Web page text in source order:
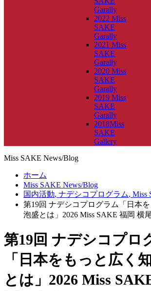
Garally
2022 Miss
SAKE
Garally
2021 Miss
SAKE
Garally
2020 Miss
SAKE
Garally
2019 Miss
SAKE
Garally
2018Miss
SAKE
Gallery
Miss SAKE News/Blog
ホーム
Miss SAKE News/Blog
国内活動, ナデシコプログラム, Miss
第19回 ナデシコプログラム「日本
泡盛とは」2026 Miss SAKE 福岡 横
第19回 ナデシコプロ
「日本をもっと広く
とは」2026 Miss